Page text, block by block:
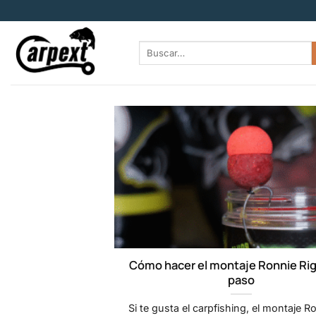
al
contenido
Buscar
Cómo hacer el montaje Ronnie
paso
Si te gusta el carpfishing, el montaje